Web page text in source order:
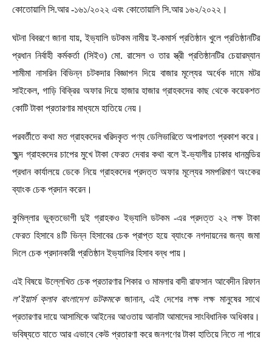
কোতোয়ালি সি.আর -১৬১/২০২২ এবং কোতোয়ালি সি.আর ১৬২/২০২২।
ঘটনা বিবরণে জানা যায়, ইভ্যালি ডটকম নামীয় ই-কমার্স প্রতিষ্ঠান খুলে প্রতিষ্ঠানটির
প্রধান নির্বাহী কর্মকর্তা (সিইও) মো. রাসেল ও তার স্ত্রী প্রতিষ্ঠানটির চেয়ারম্যান
শামীমা নাসরিন বিভিন্ন চটকদার বিজ্ঞাপন দিয়ে বাজার মূল্যের অর্ধেক দামে মটর
সাইকেল, গাড়ি বিক্রির অফার দিয়ে হাজার হাজার গ্রাহকদের কাছ থেকে কয়েকশত
কোটি টাকা প্রতারণার মাধ্যমে হাতিয়ে নেয়।
পরবর্তীতে কথা মত গ্রাহকদের খরিদকৃত পণ্য ডেলিভারিতে অপারগতা প্রকাশ করে।
ক্ষুব্দ গ্রাহকদের চাপের মুখে টাকা ফেরত দেবার কথা বলে ই-ভ্যালীর ঢাকার ধানমন্ডির
প্রধান কার্যালয়ে ডেকে নিয়ে গ্রাহকদের প্রদত্ত অফার মূল্যের সমপরিমাণ অংকের
ব্যাংক চেক প্রদান করেন।
কুমিল্লার ভুক্তভোগী দুই গ্রাহকও ইভ্যালি ডটকম -এর প্রদত্ত ২২ লক্ষ টাকা
ফেরত হিসাবে ৪টি ভিন্ন হিসাবের চেক প্রাপ্ত হয়ে ব্যাংকে নগদায়নের জন্য জমা
দিলে চেক প্রদানকারী প্রতিষ্ঠান ইভ্যালির হিসাব বন্ধ পায়।
এই বিষয়ে উল্লেখিত চেক প্রতারণার শিকার ও মামলার বাদী রাফসান আবেদীন রিফান
ল’ইয়ার্স ক্লাব বাংলাদেশ ডটকমকেজানান, এই দেশের লক্ষ লক্ষ মানুষের সাথে
প্রতারণার দায়ে আসামিকে আইনের আওতায় আনাটা আমাদের সাংবিধানিক অধিকার।
ভবিষ্যতে যাতে আর এভাবে কেউ প্রতারণা করে জনগণের টাকা হাতিয়ে নিতে না পারে